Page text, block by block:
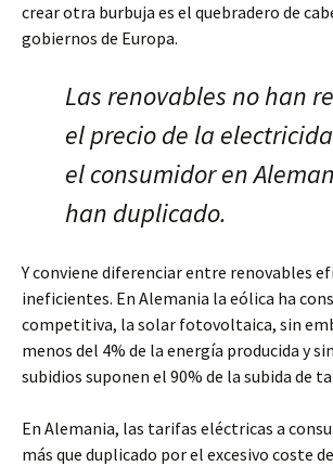
crear otra burbuja es el quebradero de
gobiernos de Europa.
Las renovables no han
el precio de la
el consumidor en
han duplicado.
Y conviene diferenciar entre renovables
ineficientes. En Alemania la eólica ha
competitiva, la solar fotovoltaica, sin
menos del 4% de la energía producida y
subidios suponen el 90% de la subida de
En Alemania, las tarifas eléctricas a
más que duplicado por el excesivo coste